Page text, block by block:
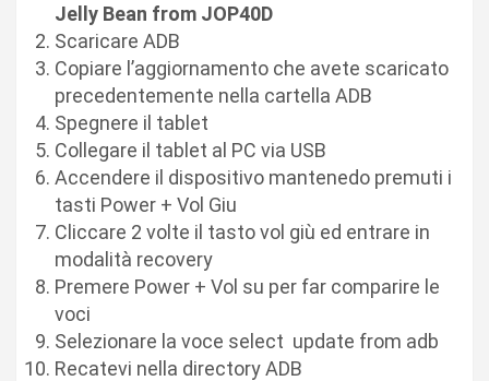
Jelly Bean from JOP40D
Scaricare ADB
Copiare l’aggiornamento che avete scaricato
precedentemente nella cartella ADB
Spegnere il tablet
Collegare il tablet al PC via USB
Accendere il dispositivo mantenedo premuti i
tasti Power + Vol Giu
Cliccare 2 volte il tasto vol giù ed entrare in
modalità recovery
Premere Power + Vol su per far comparire le
voci
Selezionare la voce select update from adb
Recatevi nella directory ADB